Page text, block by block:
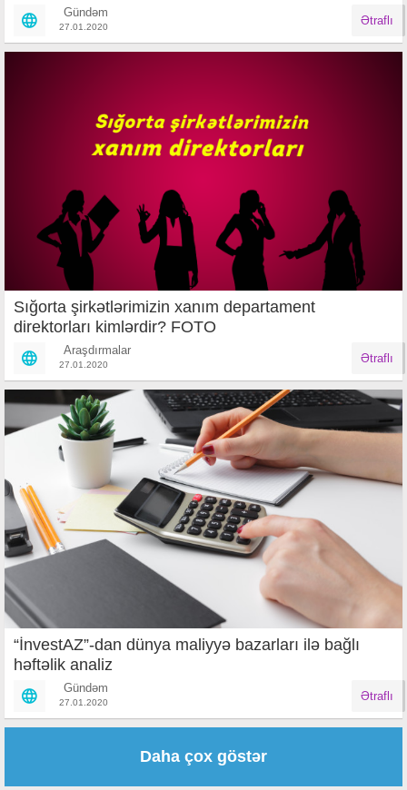
Gündəm
27.01.2020 Ətraflı
Sığorta şirkətlərimizin xanım departament
direktorları kimlərdir? FOTO
Araşdırmalar
27.01.2020 Ətraflı
“İnvestAZ”-dan dünya maliyyə bazarları ilə bağlı
həftəlik analiz
Gündəm
27.01.2020 Ətraflı
Daha çox göstər